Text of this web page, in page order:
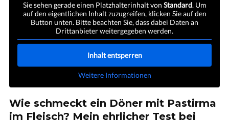
Sie sehen gerade einen Platzhalterinhalt von Standard. Um
auf den eigentlichen Inhalt zuzugreifen, klicken Sie auf den
Button unten. Bitte beachten Sie, dass dabei Daten an
Drittanbieter weitergegeben werden.
Inhalt entsperren
Weitere Informationen
Wie schmeckt ein Döner mit Pastirma
im Fleisch? Mein ehrlicher Test bei